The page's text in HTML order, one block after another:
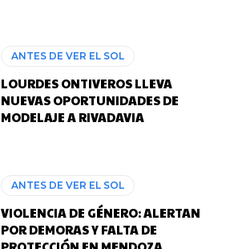
ANTES DE VER EL SOL
LOURDES ONTIVEROS LLEVA
NUEVAS OPORTUNIDADES DE
MODELAJE A RIVADAVIA
ANTES DE VER EL SOL
VIOLENCIA DE GÉNERO: ALERTAN
POR DEMORAS Y FALTA DE